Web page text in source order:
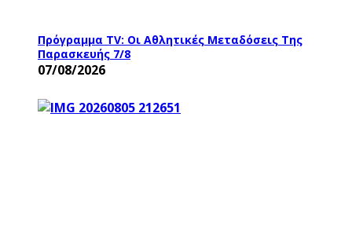
Πρόγραμμα TV: Οι Αθλητικές Μεταδόσεις Της
Παρασκευής 7/8
07/08/2026